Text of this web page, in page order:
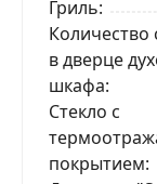
Гриль
Количество
в дверце
шкафа
Стекло с
покрытием